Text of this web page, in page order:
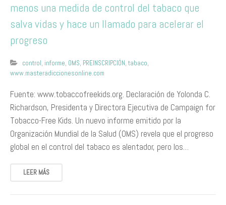
menos una medida de control del tabaco que
salva vidas y hace un llamado para acelerar el
progreso
control, informe, OMS, PREINSCRIPCIÓN, tabaco,
www.masteradiccionesonline.com
Fuente: www.tobaccofreekids.org. Declaración de Yolonda C.
Richardson, Presidenta y Directora Ejecutiva de Campaign for
Tobacco-Free Kids. Un nuevo informe emitido por la
Organización Mundial de la Salud (OMS) revela que el progreso
global en el control del tabaco es alentador, pero los…
LEER MÁS